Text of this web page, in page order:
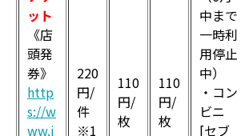
ット
《店
頭発
券》
http
s://w
ww.j
220
円/
件
※1
110
円/
枚
110
円/
枚
中まで
一時利
用停止
中）
・コン
ビニ
[セブ